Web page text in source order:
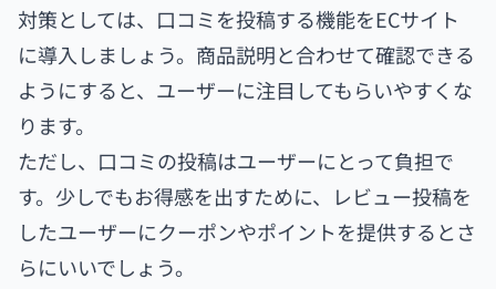
対策としては、口コミを投稿する機能をECサイト
に導入しましょう。商品説明と合わせて確認できる
ようにすると、ユーザーに注目してもらいやすくな
ります。
ただし、口コミの投稿はユーザーにとって負担で
す。少しでもお得感を出すために、レビュー投稿を
したユーザーにクーポンやポイントを提供するとさ
らにいいでしょう。